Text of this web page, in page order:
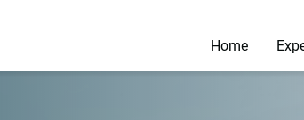
Home